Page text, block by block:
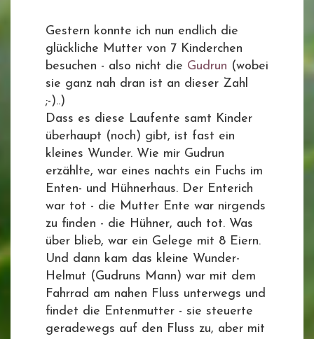
Gestern konnte ich nun endlich die
glückliche Mutter von 7 Kinderchen
besuchen - also nicht die Gudrun (wobei
sie ganz nah dran ist an dieser Zahl
;-)..)
Dass es diese Laufente samt Kinder
überhaupt (noch) gibt, ist fast ein
kleines Wunder. Wie mir Gudrun
erzählte, war eines nachts ein Fuchs im
Enten- und Hühnerhaus. Der Enterich
war tot - die Mutter Ente war nirgends
zu finden - die Hühner, auch tot. Was
über blieb, war ein Gelege mit 8 Eiern.
Und dann kam das kleine Wunder-
Helmut (Gudruns Mann) war mit dem
Fahrrad am nahen Fluss unterwegs und
findet die Entenmutter - sie steuerte
geradewegs auf den Fluss zu, aber mit